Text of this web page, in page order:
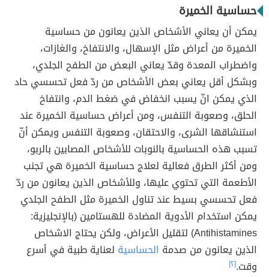
حساسية الخميرة
يمكن أن يعاني الأشخاص الذين يعانون من حساسية
الخميرة من أعراض مثل الإسهال، والانتفاخ، والغازات،
واضطراب المعدة وقدّ يعاني البعض من الطفح الجلدي،
وبشكل أقل يعاني بعض الأشخاص من ردّ فعل تحسسي حاد
الذي يمكن انّ يسبب انخفاض في ضغط الدم، وانتفاخ
الحلق، وصعوبة التنفس، ومن أعراض حساسية الخميرة عند
استنشاقها الشرى، والاحتقان، وصعوبة التنفس ويمكن أنّ
تسبب هذه الحساسية بالنوبات للأشخاص المصابين بالربو،
ومن أكثر الطرق فعالية لعلاج حساسية الخميرة هي تجنب
الأطعمة التي تحتوي عليها، وللأشخاص الذين يعانون من ردّ
فعل تحسسي بسيط عند تناول الخميرة مثل الطفح الجلدي
يمكن استخدام الأدوية المضادة للهستامين (بالإنجليزية:
Antihistamines) لتقليل الأعراض، ولكن يحتاج الاشخاص
الذين يعانون من صدمة الحساسية لعناية طبية في أسرع
وقت.[٢]